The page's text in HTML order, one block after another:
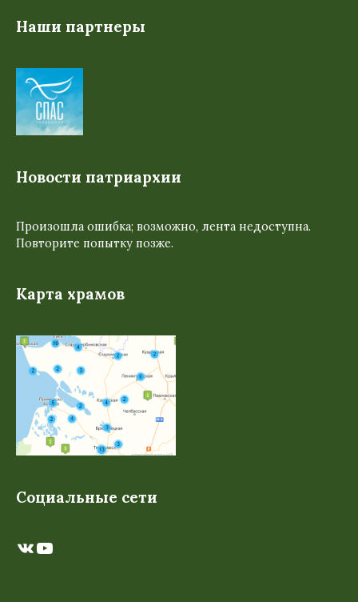
Наши партнеры
Новости патриархии
Произошла ошибка; возможно, лента недоступна.
Повторите попытку позже.
Карта храмов
Социальные сети
ВКонтакте
YouTube